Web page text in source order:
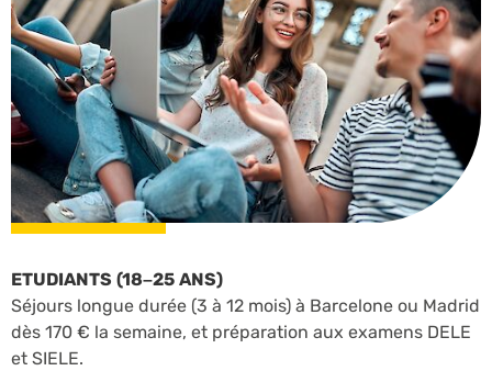
ETUDIANTS (18–25 ANS)
Séjours longue durée (3 à 12 mois) à Barcelone ou Madrid
dès 170 € la semaine, et préparation aux examens DELE
et SIELE.